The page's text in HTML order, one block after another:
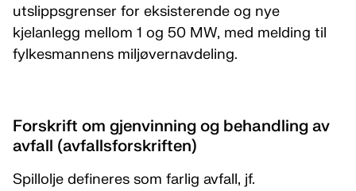
utslippsgrenser for eksisterende og nye
kjelanlegg mellom 1 og 50 MW, med melding til
fylkesmannens miljøvernavdeling.
Forskrift om gjenvinning og behandling av
avfall (avfallsforskriften)
Spillolje defineres som farlig avfall, jf.